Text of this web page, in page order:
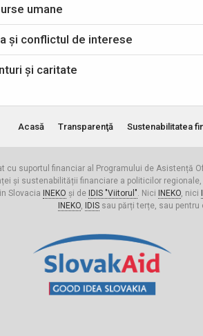
umane
și conflictul de interese
și caritate
Acasă Transparenţă Sustenabilitatea
cu suportul financiar al Programului de Asistență
și sustenabilității financiare a politicilor
Slovacia
INEKO și de IDIS "Viitorul". Nici INEKO, nici
INEKO, IDISsau părți terțe, sau pentru